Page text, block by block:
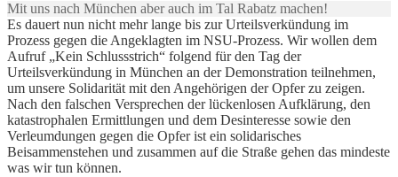
Mit uns nach München aber auch im Tal Rabatz machen!
Es dauert nun nicht mehr lange bis zur Urteilsverkündung im
Prozess gegen die Angeklagten im NSU-Prozess. Wir wollen dem
Aufruf „Kein Schlussstrich“ folgend für den Tag der
Urteilsverkündung in München an der Demonstration teilnehmen,
um unsere Solidarität mit den Angehörigen der Opfer zu zeigen.
Nach den falschen Versprechen der lückenlosen Aufklärung, den
katastrophalen Ermittlungen und dem Desinteresse sowie den
Verleumdungen gegen die Opfer ist ein solidarisches
Beisammenstehen und zusammen auf die Straße gehen das mindeste
was wir tun können.